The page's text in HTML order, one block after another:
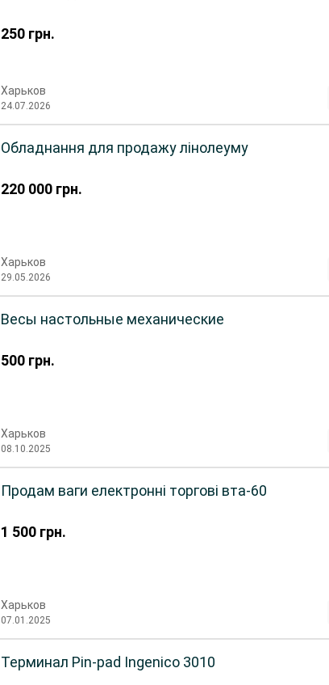
250 грн.
Харьков
24.07.2026
220 000 грн.
Обладнання для продажу лінолеуму
Харьков
29.05.2026
500 грн.
Весы настольные механические
Харьков
08.10.2025
1 500 грн.
Продам ваги електронні торгові вта-60
Харьков
07.01.2025
Терминал Pin-pad Ingenico 3010